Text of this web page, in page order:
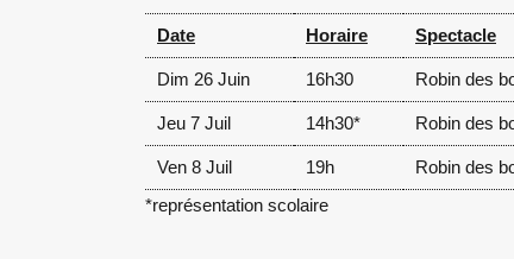
Date Horaire Spectacle
Dim 26 Juin 16h30 Robin des
Jeu 7 Juil 14h30* Robin des
Ven 8 Juil 19h Robin des
*représentation scolaire